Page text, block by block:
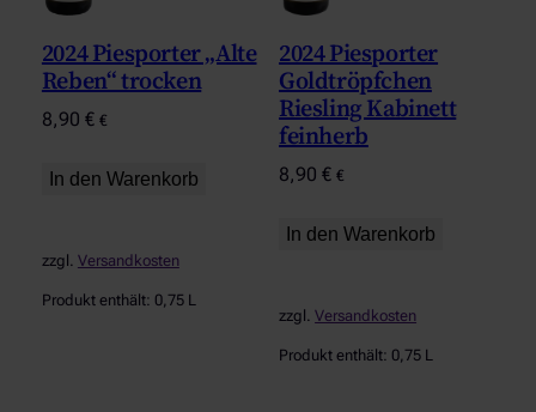
2024 Piesporter „Alte
Reben“ trocken
8,90 € €
In den Warenkorb
zzgl. Versandkosten
Produkt enthält: 0,75 L
2024 Piesporter
Goldtröpfchen
Riesling Kabinett
feinherb
8,90€ €
In den Warenkorb
zzgl.Versandkosten
Produkt enthält: 0,75 L